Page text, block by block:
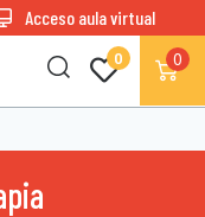
0 0
Acceso aula virtual